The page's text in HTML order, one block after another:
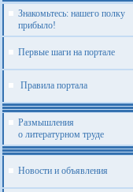
Знакомьтесь: нашего полку
прибыло!
Первые шаги на портале
Правила портала
Размышления
о литературном труде
Новости и объявления